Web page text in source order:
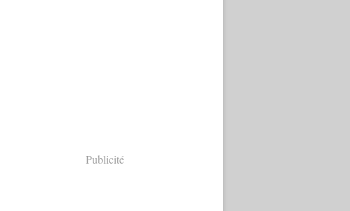
Publicité